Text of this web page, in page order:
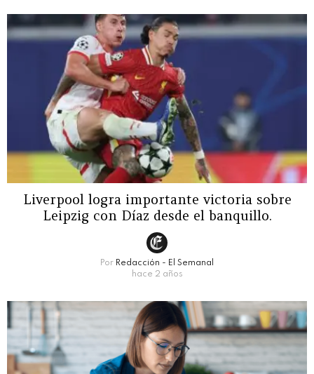
Liverpool logra importante victoria sobre
Leipzig con Díaz desde el banquillo.
Por Redacción - El Semanal
hace 2 años